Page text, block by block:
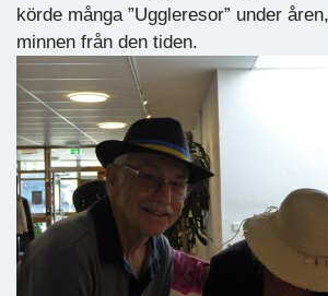
körde många ”Uggleresor” under
minnen från den tiden.